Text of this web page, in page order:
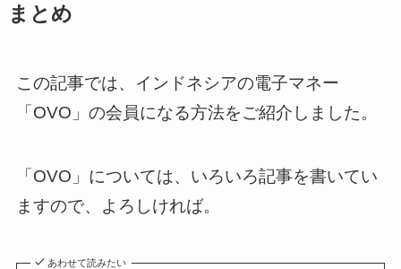
まとめ
この記事では、インドネシアの電子マネー
「OVO」の会員になる方法をご紹介しました。
「OVO」については、いろいろ記事を書いてい
ますので、よろしければ。
あわせて読みたい